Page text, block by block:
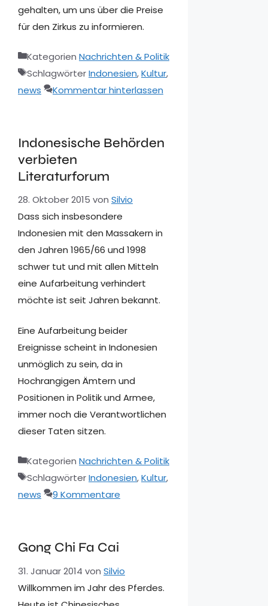
gehalten, um uns über die Preise
für den Zirkus zu informieren.
Kategorien Nachrichten & Politik
SchlagwörterIndonesien,Kultur,
news
Kommentar hinterlassen
Indonesische Behörden
verbieten
Literaturforum
28. Oktober 2015 von Silvio
Dass sich insbesondere
Indonesien mit den Massakern in
den Jahren 1965/66 und 1998
schwer tut und mit allen Mitteln
eine Aufarbeitung verhindert
möchte ist seit Jahren bekannt.
Eine Aufarbeitung beider
Ereignisse scheint in Indonesien
unmöglich zu sein, da in
Hochrangigen Ämtern und
Positionen in Politik und Armee,
immer noch die Verantwortlichen
dieser Taten sitzen.
Kategorien Nachrichten & Politik
SchlagwörterIndonesien,Kultur,
news
9 Kommentare
Gong Chi Fa Cai
31. Januar 2014 von Silvio
Willkommen im Jahr des Pferdes.